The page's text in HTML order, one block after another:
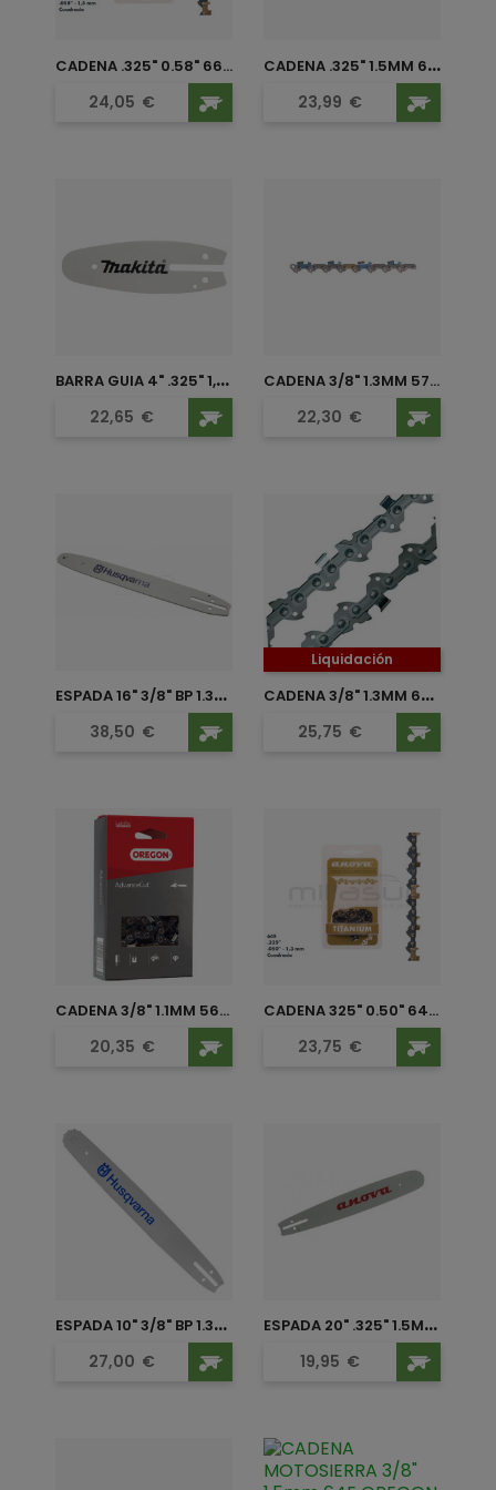
CADENA .325" 0.58" 66...
Precio
24,05 €
C
ADENA .325" 1.5MM 66...
Precio
23,99 €
B
ARRA GUIA 4" .325" 1,1 MM...
Precio
22,65 €
CADENA 3/8" 1.3MM 57...
Precio
22,30 €
E
SPADA 16" 3/8" BP 1.3MM 56...
Precio
38,50 €
C
ADENA 3/8" 1.3MM 64...
Precio
25,75 €
Liquidación
CADENA 3/8" 1.1MM 56...
Precio
20,35 €
CADENA 325" 0.50" 64...
Precio
23,75 €
E
SPADA 10" 3/8" BP 1.3MM 40...
Precio
27,00 €
E
SPADA 20" .325" 1.5MM 78...
Precio
19,95 €